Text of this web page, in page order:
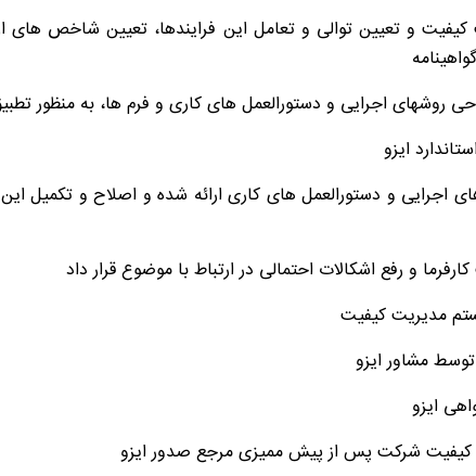
و تعیین توالی و تعامل این فرایندها، تعیین شاخص های
اجرایی و دستورالعمل های كاری ارائه شده و اصلاح و تكمیل